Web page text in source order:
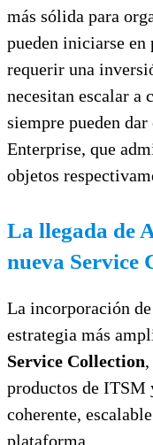
más sólida para
pueden iniciarse
requerir una
necesitan escalar a
siempre pueden
Enterprise, que
objetos
La llegada de
nueva Service
La incorporación
estrategia más
Service Collection
productos de ITSM
coherente,
plataforma.